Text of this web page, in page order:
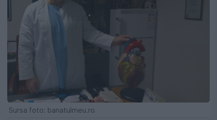
Sursa foto: banatulmeu.ro